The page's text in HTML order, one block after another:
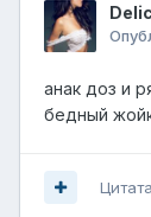
анак доз и
бедный
Цитата